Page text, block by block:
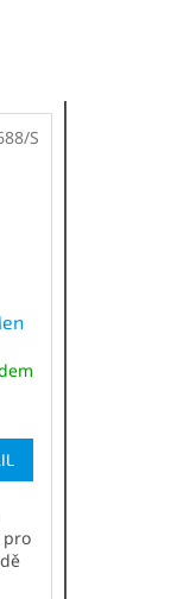
pro
S